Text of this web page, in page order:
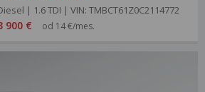
| 1.6 TDI | VIN: TMBCT61Z0C2114772
900 € od 14 €/mes.